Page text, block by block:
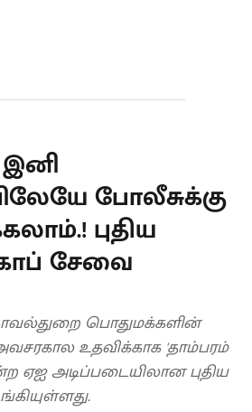
இனி
போலீசுக்கு
புதிய
சேவை
பொதுமக்களின்
உதவிக்காக 'தாம்பரம்
ஏஐ அடிப்படையிலான புதிய